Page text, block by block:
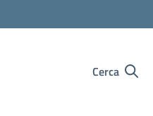
Cerca